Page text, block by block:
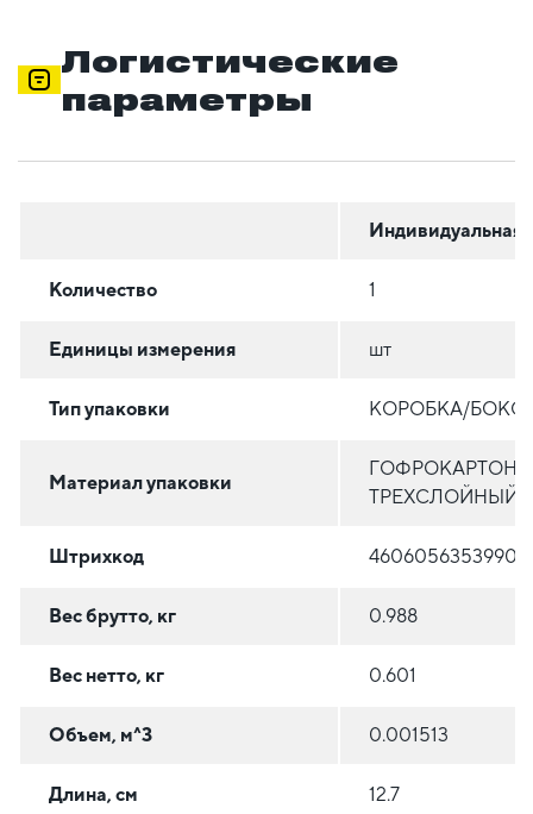
Логистические
параметры
Индивидуальная
Количество 1
Единицы измерения шт
Тип упаковки КОРОБКА/БОКС
Материал упаковки
ГОФРОКАРТОН
ТРЕХСЛОЙНЫЙ
Штрихкод 4606056353990
Вес брутто, кг 0.988
Вес нетто, кг 0.601
Объем, м^3 0.001513
Длина, см 12.7